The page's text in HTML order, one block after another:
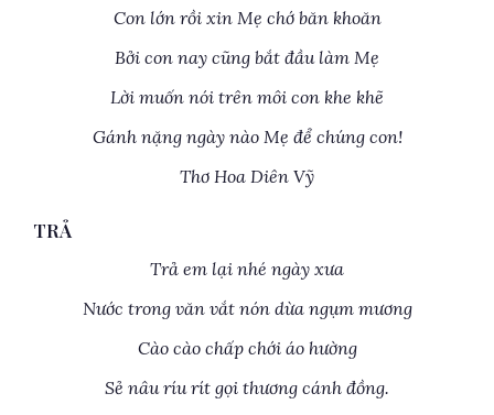
Con lớn rồi xin Mẹ chớ băn khoăn
Bởi con nay cũng bắt đầu làm Mẹ
Lời muốn nói trên môi con khe khẽ
Gánh nặng ngày nào Mẹ để chúng con!
Thơ Hoa Diên Vỹ
TRẢ
Trả em lại nhé ngày xưa
Nước trong văn vắt nón dừa ngụm mương
Cào cào chấp chới áo hường
Sẻ nâu ríu rít gọi thương cánh đồng.